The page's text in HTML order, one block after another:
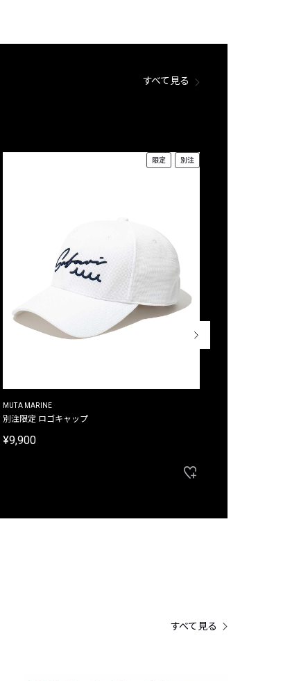
すべて見る
限定 別注
MUTA MARINE
別注限定 ロゴキャップ
¥9,900
すべて見る